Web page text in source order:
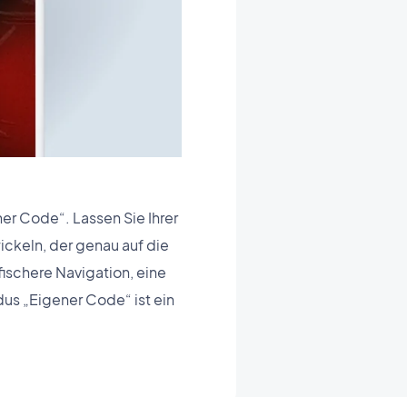
Code“. Lassen Sie Ihrer
der genau auf die
Navigation, eine
„Eigener Code“ ist ein